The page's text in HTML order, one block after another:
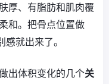
厚、有脂肪和肌肉覆
和。把骨点位置做
就出来了。
出体积变化的几个关